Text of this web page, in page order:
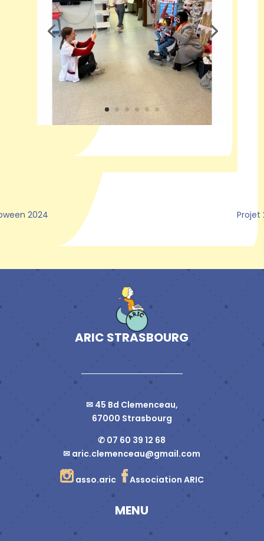
2024 Projet
ARIC STRASBOURG
✉ 45 Bd Clemenceau,
67000 Strasbourg
✆ 07 60 39 12 68
✉ aric.clemenceau@gmail.com
asso.aric Association ARIC
MENU